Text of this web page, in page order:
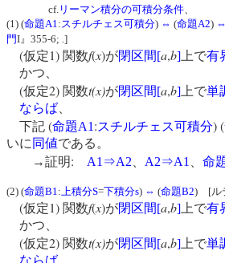
cf. リーマン積分の可積分条件
(1) (命題A1 : スチルチェス可積分) ⇔ (命題A2) ⇔
門I』355-6; .]
(仮定1) 関数f(x)が閉区間[a,b] 上で有
かつ、
(仮定2) 関数t(x)が閉区間[a,b] 上で単
ならば
下記 (命題A1 :スチルチェス可積分) (
いに 同値である。
→証明: A1 ⇒A2 A2⇒A1 命
(2) (命題B1:上積分S=下積分s) ⇔ (命題B2) [ル
(仮定1) 関数f(x)が閉区間[a,b] 上で有
かつ、
(仮定2) 関数t(x)が閉区間[a,b] 上で単
ならば